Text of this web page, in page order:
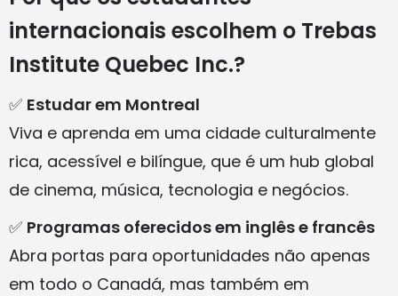
internacionais escolhem o Trebas
Institute Quebec Inc.?
✅ Estudar em Montreal
Viva e aprenda em uma cidade culturalmente
rica, acessível e bilíngue, que é um hub global
de cinema, música, tecnologia e negócios.
✅ Programas oferecidos em inglês e francês
Abra portas para oportunidades não apenas
em todo o Canadá, mas também em